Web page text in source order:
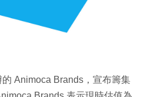
的 Animoca Brands，宣布籌集